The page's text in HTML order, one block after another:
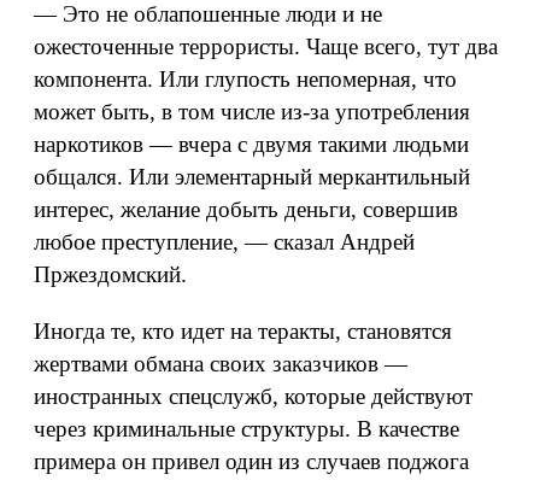
— Это не облапошенные люди и не
ожесточенные террористы. Чаще всего, тут два
компонента. Или глупость непомерная, что
может быть, в том числе из-за употребления
наркотиков — вчера с двумя такими людьми
общался. Или элементарный меркантильный
интерес, желание добыть деньги, совершив
любое преступление, — сказал Андрей
Пржездомский.
Иногда те, кто идет на теракты, становятся
жертвами обмана своих заказчиков —
иностранных спецслужб, которые действуют
через криминальные структуры. В качестве
примера он привел один из случаев поджога